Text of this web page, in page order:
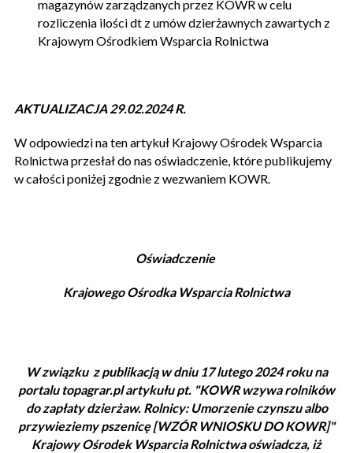
magazynów zarządzanych przez KOWR w celu
rozliczenia ilości dt z umów dzierżawnych zawartych z
Krajowym Ośrodkiem Wsparcia Rolnictwa
AKTUALIZACJA 29.02.2024 R.
W odpowiedzi na ten artykuł Krajowy Ośrodek Wsparcia
Rolnictwa przesłał do nas oświadczenie, które publikujemy
w całości poniżej zgodnie z wezwaniem KOWR.
Oświadczenie
Krajowego Ośrodka Wsparcia Rolnictwa
W związku z publikacją w dniu 17 lutego 2024 roku na
portalu topagrar.pl artykułu pt. "KOWR wzywa rolników
do zapłaty dzierżaw. Rolnicy: Umorzenie czynszu albo
przywieziemy pszenicę [WZÓR WNIOSKU DO KOWR]"
Krajowy Ośrodek Wsparcia Rolnictwa oświadcza, iż